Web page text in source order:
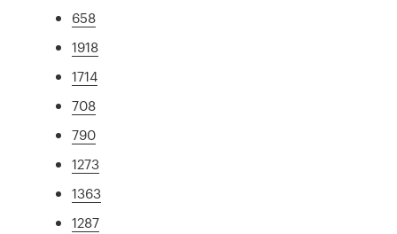
658
1918
1714
708
790
1273
1363
1287